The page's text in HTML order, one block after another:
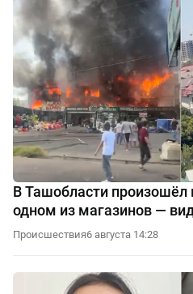
В Ташобласти
одном из магазинов —
Происшествия6 августа 14:28